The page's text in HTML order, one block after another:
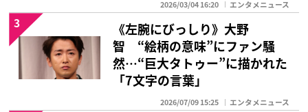
2026/03/04 16:20 エンタメニュース
《左腕にびっしり》大野
智 “絵柄の意味”にファン騒
然…“巨大タトゥー”に描かれた
「7文字の言葉」
2026/07/09 15:25 エンタメニュース
3